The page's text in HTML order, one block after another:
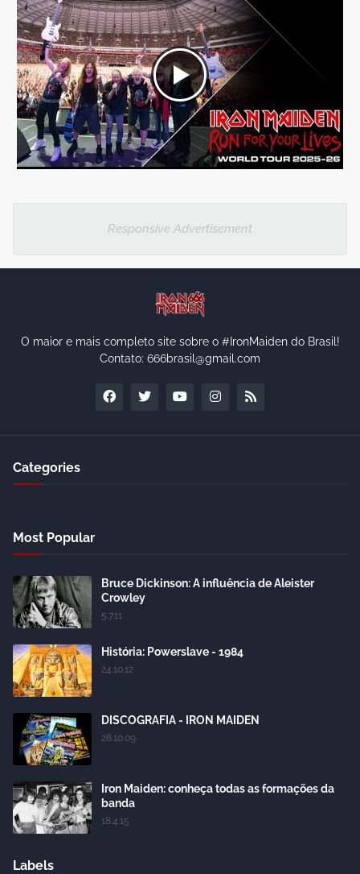
Responsive Advertisement
O maior e mais completo site sobre o #IronMaiden do Brasil!
Contato: 666brasil@gmail.com
Categories
Most Popular
Bruce Dickinson: A influência de Aleister
Crowley
5.7.11
História: Powerslave - 1984
24.10.12
DISCOGRAFIA - IRON MAIDEN
28.10.09
Iron Maiden: conheça todas as formações da
banda
18.4.15
Labels